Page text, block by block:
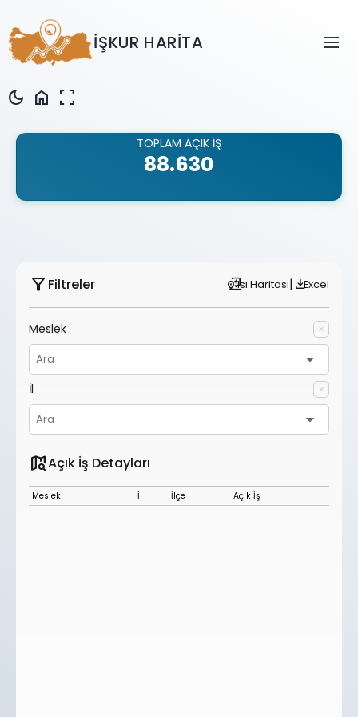
İŞKUR HARİTA dehaze
dark_mode home fullscreen
TOPLAM AÇIK İŞ
88.630
filter_alt Filtreler map_pin_reviewIsı Haritası|downloadExcel
Meslek ✕
İl ✕
map_searchAçık İş Detayları
Meslek İl İlçe Açık İş